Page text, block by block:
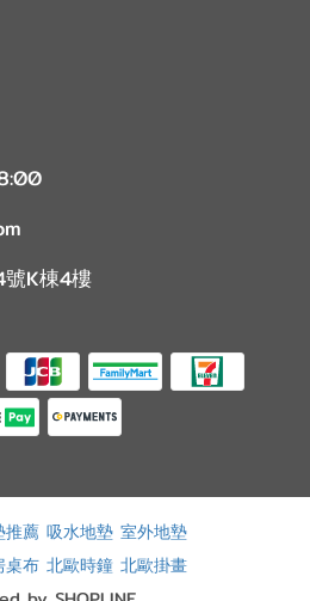
K棟4樓
推薦 吸水地墊 室外地墊
桌布 北歐時鐘 北歐掛畫